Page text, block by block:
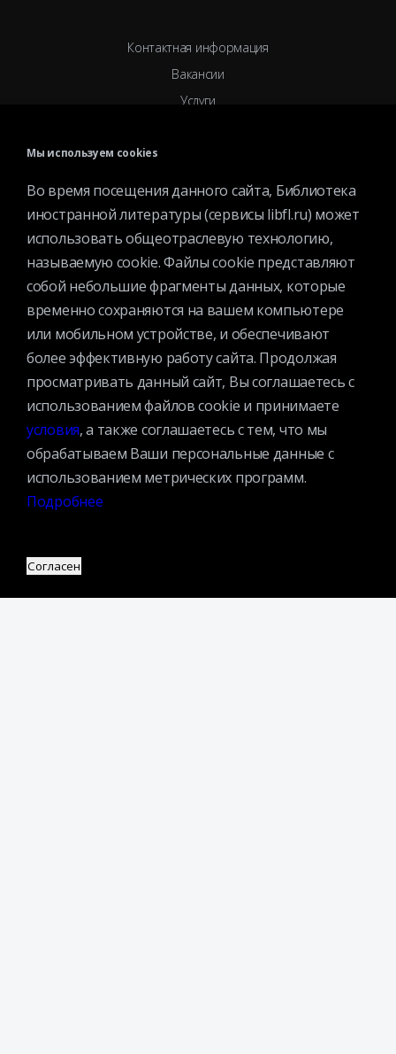
Контактная информация
Вакансии
Услуги
Официальные документы
Противодействие коррупции
Противодействие экстремизму
Ученый совет
Организационная структура
Партнеры
Регистрация читателей:
+7 (495) 915-35-03
Мы используем cookies
Во время посещения данного сайта, Библиотека
иностранной литературы (сервисы libfl.ru) может
использовать общеотраслевую технологию,
называемую cookie. Файлы cookie представляют
собой небольшие фрагменты данных, которые
временно сохраняются на вашем компьютере
или мобильном устройстве, и обеспечивают
более эффективную работу сайта. Продолжая
просматривать данный сайт, Вы соглашаетесь с
использованием файлов cookie и принимаете
условия, а также соглашаетесь с тем, что мы
обрабатываем Ваши персональные данные с
использованием метрических программ.
Подробнее
Согласен